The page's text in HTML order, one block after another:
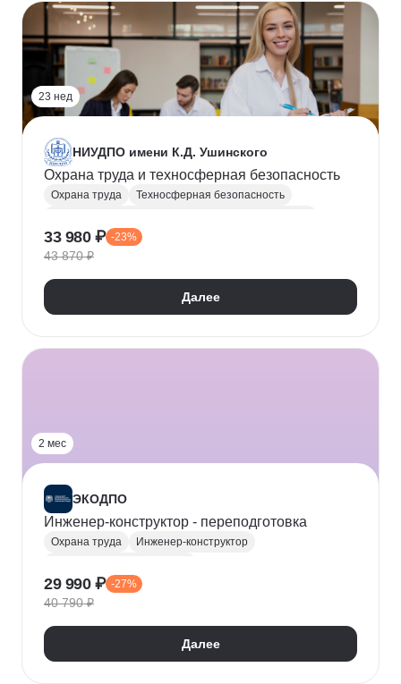
23 нед
НИУДПО имени К.Д. Ушинского
Охрана труда и техносферная безопасность
Охрана труда
Техносферная безопасность
Первая помощь
33 980 ₽ -23%
43 870 ₽
Далее
2 мес
ЭКОДПО
Инженер-конструктор - переподготовка
Охрана труда
Инженер-конструктор
Промышленная безопасность
29 990 ₽ -27%
40 790 ₽
Далее